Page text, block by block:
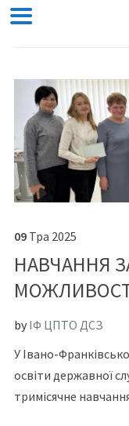
09 Тра 2025
НАВЧАННЯ
byІФ ЦПТО ДСЗ
У Івано-
освіти державної
тримісячне